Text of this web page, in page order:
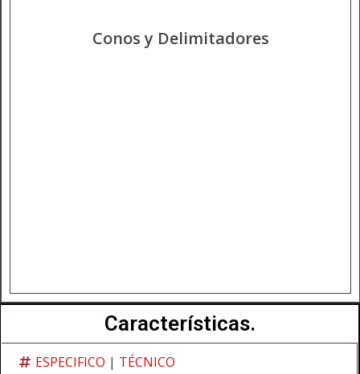
Conos y Delimitadores
Características.
ESPECIFICO | TÉCNICO